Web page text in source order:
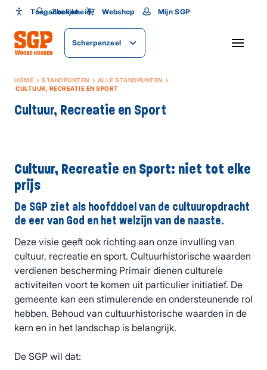
Toegankelijkheid
Toegankelijkheid
Lettergrootte
Zoeken Webshop Mijn SGP
Scherpenzeel
HOME STANDPUNTEN
ALLE STANDPUNTEN
CULTUUR, RECREATIE EN SPORT
Cultuur, Recreatie en Sport
Cultuur, Recreatie en Sport: niet tot elke
prijs
De SGP ziet als hoofddoel van de cultuuropdracht
de eer van God en het welzijn van de naaste.
Deze visie geeft ook richting aan onze invulling van
cultuur, recreatie en sport. Cultuurhistorische waarden
verdienen bescherming Primair dienen culturele
activiteiten voort te komen uit particulier initiatief. De
gemeente kan een stimulerende en ondersteunende rol
hebben. Behoud van cultuurhistorische waarden in de
kern en in het landschap is belangrijk.
De SGP wil dat: